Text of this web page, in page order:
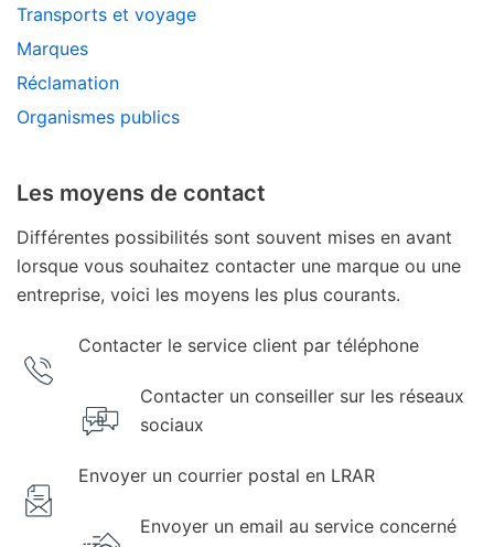
Transports et voyage
Marques
Réclamation
Organismes publics
Les moyens de contact
Différentes possibilités sont souvent mises en avant
lorsque vous souhaitez contacter une marque ou une
entreprise, voici les moyens les plus courants.
Contacter le service client par téléphone
Contacter un conseiller sur les réseaux
sociaux
Envoyer un courrier postal en LRAR
Envoyer un email au service concerné